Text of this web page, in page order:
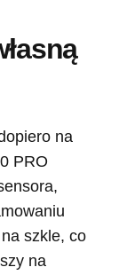
na
PRO
szkle, co
na